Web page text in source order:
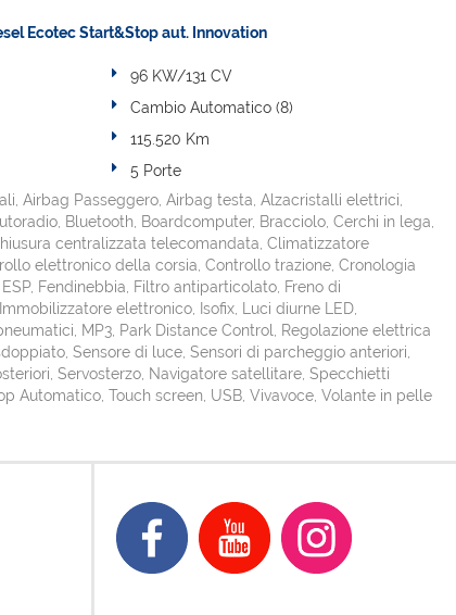
Ecotec Start&Stop aut. Innovation
96 KW/131 CV
Cambio Automatico (8)
115.520 Km
5 Porte
Airbag Passeggero, Airbag testa, Alzacristalli elettrici,
Bluetooth, Boardcomputer, Bracciolo, Cerchi in lega,
centralizzata telecomandata, Climatizzatore
elettronico della corsia, Controllo trazione, Cronologia
Fendinebbia, Filtro antiparticolato, Freno di
elettronico, Isofix, Luci diurne LED,
MP3, Park Distance Control, Regolazione elettrica
Sensore di luce, Sensori di parcheggio anteriori,
Servosterzo, Navigatore satellitare, Specchietti
Automatico, Touch screen, USB, Vivavoce, Volante in pelle